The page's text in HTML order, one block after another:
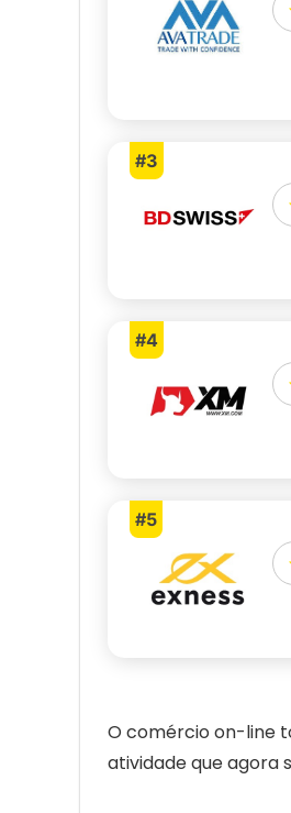
#3
#4
#5
O comércio on-line
atividade que agora